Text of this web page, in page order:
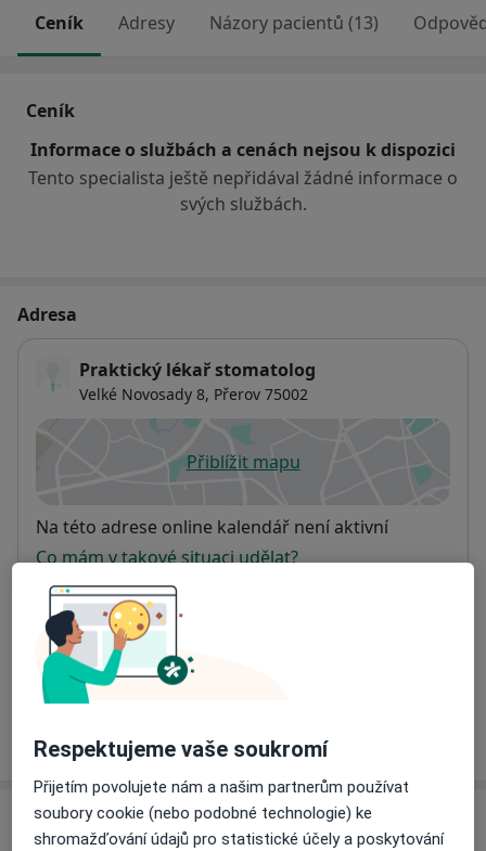
Ceník Adresy Názory pacientů (13)
Ceník
Informace o službách a cenách nejsou k dispozici
Tento specialista ještě nepřidával žádné informace o
svých službách.
Adresa
Praktický lékař stomatolog
Velké Novosady 8, Přerov 75002
Přiblížit mapuse otevře v nové záložce
Dostupnost
Na této adrese online kalendář není aktivní
Co mám v takové situaci udělat?
Způsoby platby (soukromé návštěvy)
Na teto adrese lékař přijímá pacienty na pojišťovnu
Detaily
o adrese
Názory
Respektujeme vaše soukromí
Přijetím povolujete nám a našim partnerům používat
soubory cookie (nebo podobné technologie) ke
shromažďování údajů pro statistické účely a poskytování